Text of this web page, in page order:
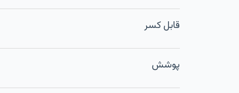
قابل کسر
پوشش